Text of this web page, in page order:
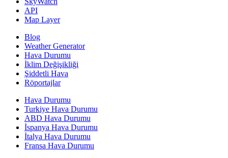
API
Map Layer
Blog
Weather Generator
Hava Durumu
İklim Değişikliği
Şiddetli Hava
Röportajlar
Hava Durumu
Turkiye Hava Durumu
ABD Hava Durumu
İspanya Hava Durumu
İtalya Hava Durumu
Fransa Hava Durumu